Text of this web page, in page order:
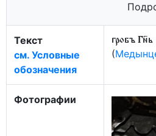
Текст
см. Условные
обозначения
гробъ Гн҃ь
(
Фотографии